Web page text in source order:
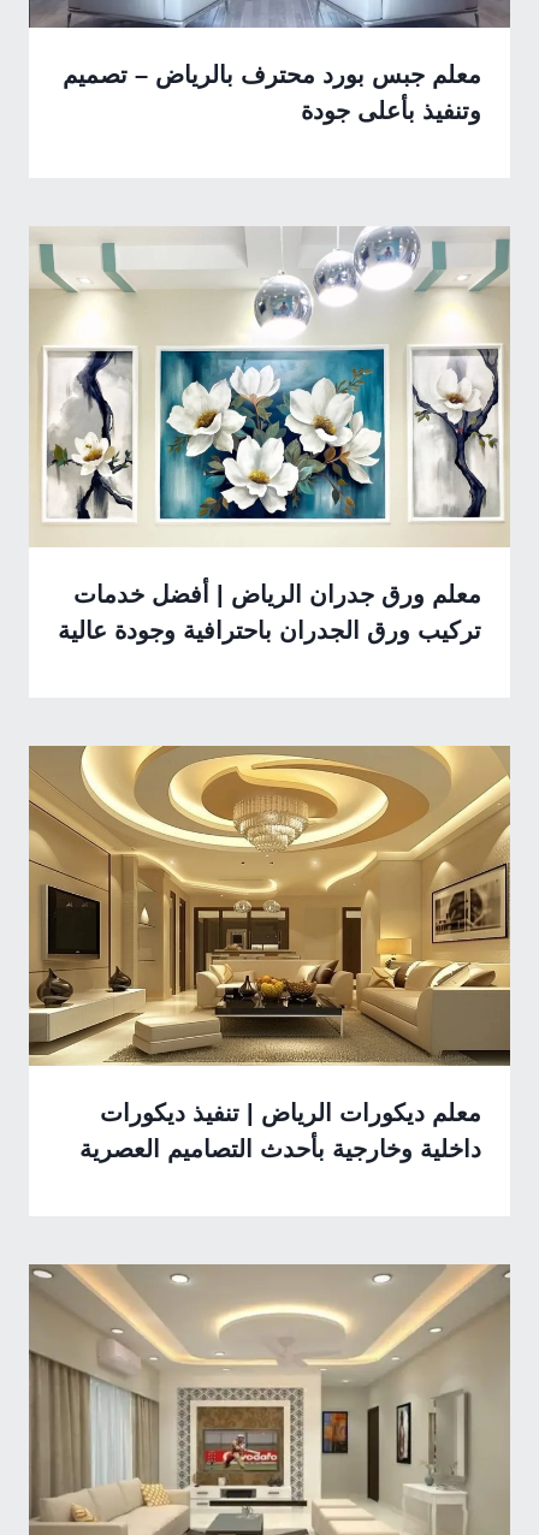
معلم جبس بورد محترف بالرياض – تصميم
وتنفيذ بأعلى جودة
معلم ورق جدران الرياض | أفضل خدمات
تركيب ورق الجدران باحترافية وجودة عالية
معلم ديكورات الرياض | تنفيذ ديكورات
داخلية وخارجية بأحدث التصاميم العصرية